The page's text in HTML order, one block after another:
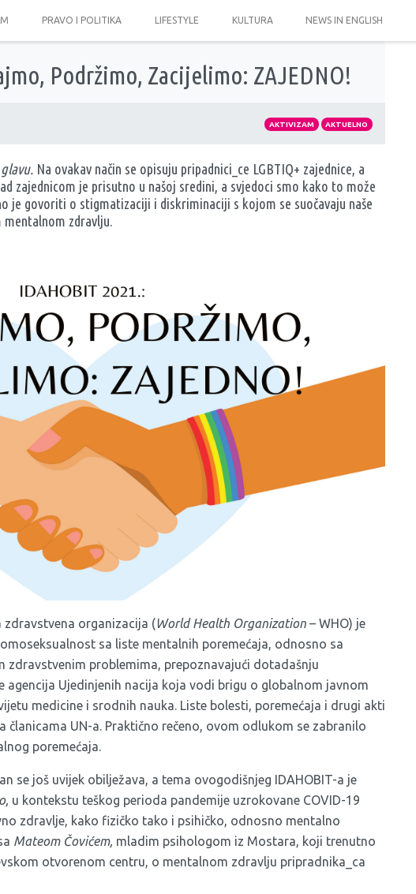
PRAVO I POLITIKA LIFESTYLE KULTURA NEWS IN ENGLISH
Podržimo, Zacijelimo: ZAJEDNO!
AKTIVIZAM AKTUELNO
Na ovakav način se opisuju pripadnici_ce LGBTIQ+ zajednice, a
zajednicom je prisutno u našoj sredini, a svjedoci smo kako to može
je govoriti o stigmatizaciji i diskriminaciji s kojom se suočavaju naše
mentalnom zdravlju.
zdravstvena organizacija (World Health Organization – WHO) je
sa liste mentalnih poremećaja, odnosno sa
zdravstvenim problemima, prepoznavajući dotadašnju
agencija Ujedinjenih nacija koja vodi brigu o globalnom javnom
medicine i srodnih nauka. Liste bolesti, poremećaja i drugi akti
članicama UN-a. Praktično rečeno, ovom odlukom se zabranilo
poremećaja.
se još uvijek obilježava, a tema ovogodišnjeg IDAHOBIT-a je
u kontekstu teškog perioda pandemije uzrokovane COVID-19
zdravlje, kako fizičko tako i psihičko, odnosno mentalno
Mateom Čovićem, mladim psihologom iz Mostara, koji trenutno
otvorenom centru, o mentalnom zdravlju pripradnika_ca